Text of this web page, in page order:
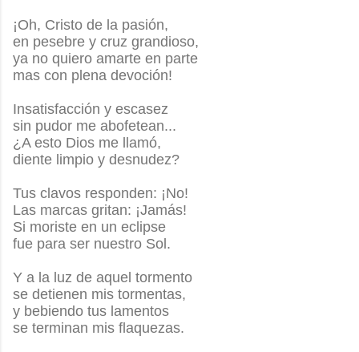
¡Oh, Cristo de la pasión,
en pesebre y cruz grandioso,
ya no quiero amarte en parte
mas con plena devoción!
Insatisfacción y escasez
sin pudor me abofetean...
¿A esto Dios me llamó,
diente limpio y desnudez?
Tus clavos responden: ¡No!
Las marcas gritan: ¡Jamás!
Si moriste en un eclipse
fue para ser nuestro Sol.
Y a la luz de aquel tormento
se detienen mis tormentas,
y bebiendo tus lamentos
se terminan mis flaquezas.